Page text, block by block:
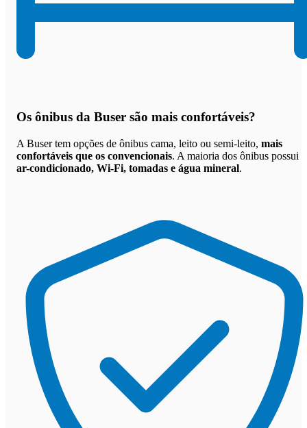
Os ônibus da Buser são mais confortáveis?
A Buser tem opções de ônibus cama, leito ou semi-leito, mais
confortáveis que os convencionais. A maioria dos ônibus possui
ar-condicionado, Wi-Fi, tomadas e água mineral.